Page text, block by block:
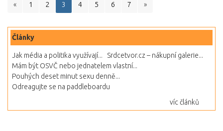
« 1 2 3 4 5 6 7 »
Články
Jak média a politika využívají...
Srdcetvor.cz – nákupní galerie...
Mám být OSVČ nebo jednatelem vlastní...
Pouhých deset minut sexu denně...
Odreagujte se na paddleboardu
víc článků